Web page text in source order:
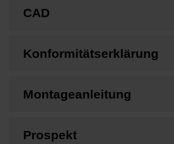
CAD
Konformitätserklärung
Montageanleitung
Prospekt